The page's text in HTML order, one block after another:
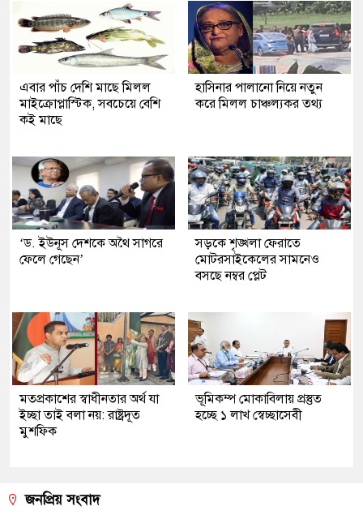
এবার পাঁচ দেশি মাছে মিলল
মাইক্রোপ্লাস্টিক, সবচেয়ে বেশি
কই মাছে
হাসিনার পালানো নিয়ে নতুন
করে মিলল চাঞ্চল্যকর তথ্য
‘ড. ইউনূস দেশকে অথৈ সাগরে
ফেলে গেছেন’
সড়কে শৃঙ্খলা ফেরাতে
মোটরসাইকেলের সামনেও
বসছে নম্বর প্লেট
মতপ্রকাশের স্বাধীনতার অর্থ যা
ইচ্ছা তাই বলা নয়: রাষ্ট্রদূত
মুশফিক
ভূমিকম্প মোকাবিলায় প্রস্তুত
হচ্ছে ১ লাখ স্বেচ্ছাসেবী
জনপ্রিয় সংবাদ